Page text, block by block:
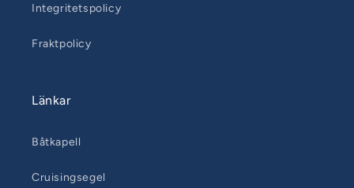
Integritetspolicy
Fraktpolicy
Länkar
Båtkapell
Cruisingsegel